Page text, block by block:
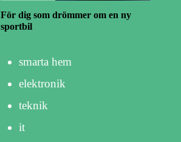
För dig som drömmer om en ny
sportbil
smarta hem
elektronik
teknik
it